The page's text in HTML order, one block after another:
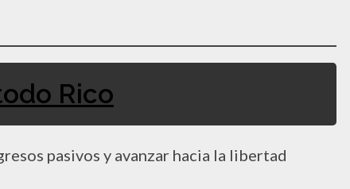
Rico
pasivos y avanzar hacia la libertad